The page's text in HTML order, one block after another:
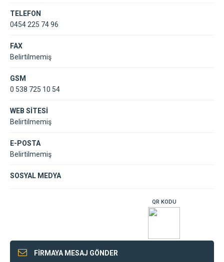
TELEFON
0454 225 74 96
FAX
Belirtilmemiş
GSM
0 538 725 10 54
WEB SİTESİ
Belirtilmemiş
E-POSTA
Belirtilmemiş
SOSYAL MEDYA
QR KODU
FİRMAYA MESAJ GÖNDER